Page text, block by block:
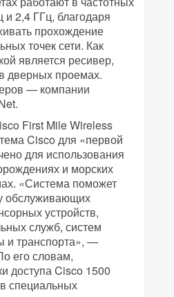
и 2,4 ГГц, благодаря
прохождение
точек сети. Как
является ресивер,
дверных проемах.
— компании
First Mile Wireless
Cisco для «первой
для использования
и морских
«Система поможет
обслуживающих
устройств,
служб, систем
и транспорта», —
его словам,
доступа Cisco 1500
специальных